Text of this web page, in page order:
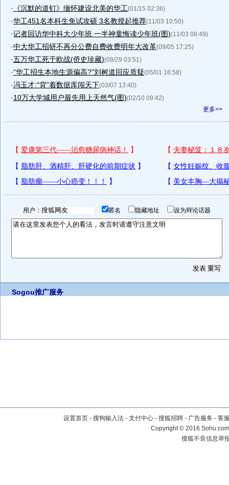
· 《沉默的道钉》缅怀建设北美的华工(01/15 02:36)
·华工451名本科生免试攻硕 3名教授起推荐(11/03 10:50)
·记者回访华中科大少年班 一半神童悔读少年班(图)(11/03 08:49)
·中大华工招研不再分公费自费收费明年大改革(09/05 17:25)
·五万华工死于欧战(侨史珍藏)(08/29 03:51)
·“华工招生本地生源偏高?”刘树道回应质疑(05/01 16:58)
·冯玉才:“背”着数据库闯天下(03/07 13:40)
·10万大学城用户最先用上天然气(图)(02/10 09:42)
更多>>
用户： 匿名 隐藏地址 设为辩论话题
Sogou推广服务
设置首页 - 搜狗输入法 - 支付中心 - 搜狐招聘 - 广告服务 - 客
Copyright©2016
搜狐不良信息举